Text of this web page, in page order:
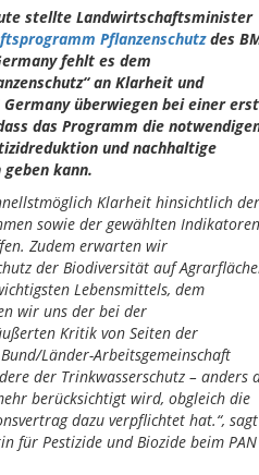
stellte Landwirtschaftsminister
Pflanzenschutzdes
fehlt es dem
an Klarheit und
überwiegen bei einer
das Programm die
und nachhaltige
kann.
Klarheit hinsichtlich der
sowie der gewählten Indikatoren
Zudem erwarten wir
der Biodiversität auf
Lebensmittels, dem
wir uns der bei der
Kritik von Seiten der
Länder-Arbeitsgemeinschaft
der Trinkwasserschutz – anders
berücksichtigt wird, obgleich die
dazu verpflichtet hat.“, sagt
für Pestizide und Biozide beim PAN